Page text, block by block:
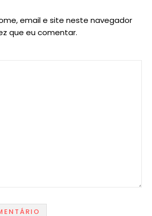
email e site neste navegador
que eu comentar.